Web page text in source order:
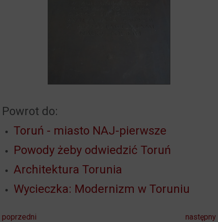
Powrot do:
Toruń - miasto NAJ-pierwsze
Powody żeby odwiedzić Toruń
Architektura Torunia
Wycieczka: Modernizm w Toruniu
poprzedni następny